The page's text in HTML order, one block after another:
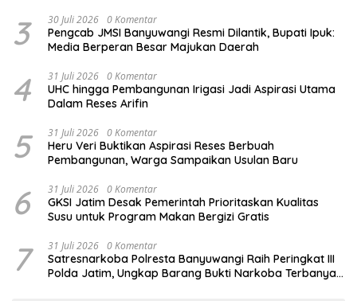
3 30 Juli 2026 0 Komentar
Pengcab JMSI Banyuwangi Resmi Dilantik, Bupati Ipuk:
Media Berperan Besar Majukan Daerah
4 31 Juli 2026 0 Komentar
UHC hingga Pembangunan Irigasi Jadi Aspirasi Utama
Dalam Reses Arifin
5 31 Juli 2026 0 Komentar
Heru Veri Buktikan Aspirasi Reses Berbuah
Pembangunan, Warga Sampaikan Usulan Baru
6 31 Juli 2026 0 Komentar
GKSI Jatim Desak Pemerintah Prioritaskan Kualitas
Susu untuk Program Makan Bergizi Gratis
7 31 Juli 2026 0 Komentar
Satresnarkoba Polresta Banyuwangi Raih Peringkat III
Polda Jatim, Ungkap Barang Bukti Narkoba Terbanyak